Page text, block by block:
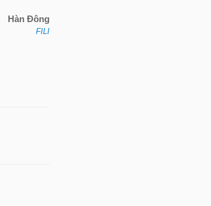
Hàn Đông
FILI